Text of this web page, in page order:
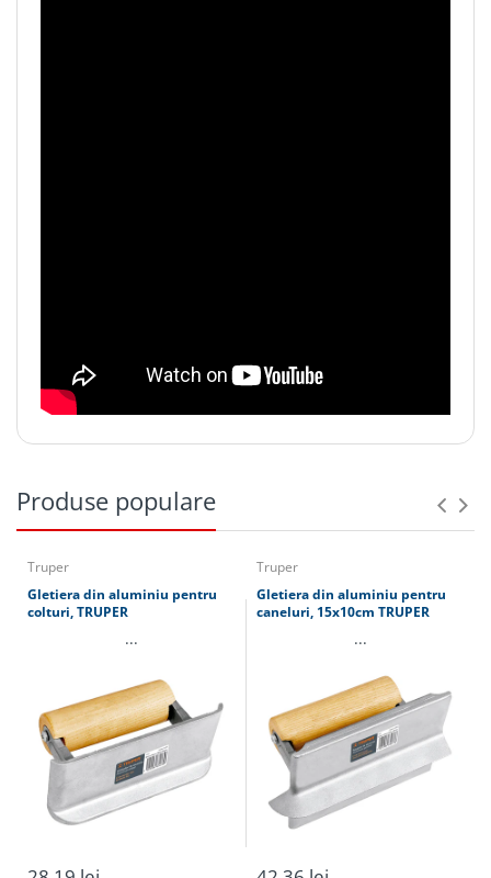
Produse populare
Truper
Gletiera din aluminiu pentru
28.19 lei 42.36 lei